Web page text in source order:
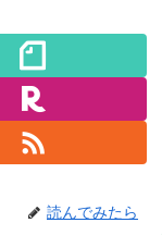
読んでみたら